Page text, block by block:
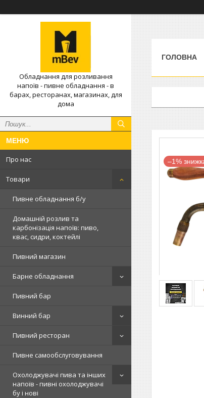
Обладнання для розливання
напоїв - пивне обладнання - в
барах, ресторанах, магазинах, для
дома
Про нас
Товари
Пивне обладнання б/у
Домашній розлив та
карбонізація напоїв: пиво,
квас, сидри, коктейлі
Пивний магазин
Барне обладнання
Пивний бар
Винний бар
Пивний ресторан
Пивне самообслуговування
Охолоджувачі пива та інших
напоїв - пивні охолоджувачі
бу і нові
ГОЛОВНА
–1%